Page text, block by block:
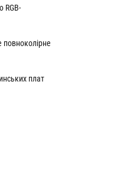
RGB-
повноколірне
плат